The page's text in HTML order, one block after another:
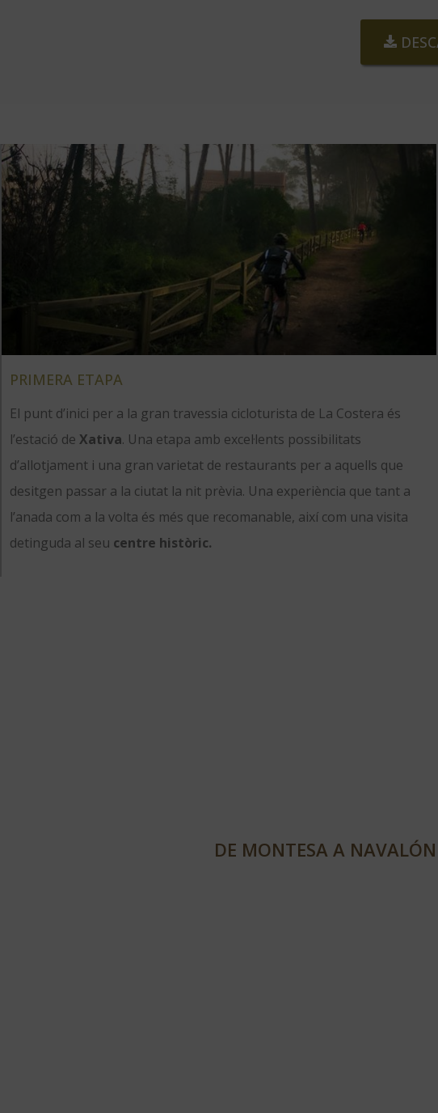
PRIMERA ETAPA
El punt d’inici per a la gran travessia cicloturista de La Costera és
l’estació de Xativa. Una etapa amb excel·lents possibilitats
d’allotjament i una gran varietat de restaurants per a aquells que
desitgen passar a la ciutat la nit prèvia. Una experiència que tant a
l’anada com a la volta és més que recomanable, així com una visita
detinguda al seu centre històric.
DE MONTESA A NAVALÓN